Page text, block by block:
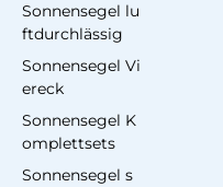
Sonnensegel lu
ftdurchlässig
Sonnensegel Vi
ereck
Sonnensegel K
omplettsets
Sonnensegel s